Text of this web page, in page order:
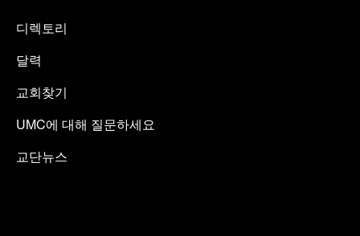
디렉토리
달력
교회찾기
UMC에 대해 질문하세요
교단뉴스